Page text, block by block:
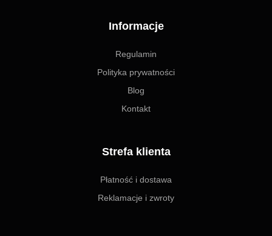
Informacje
Regulamin
Polityka prywatności
Blog
Kontakt
Strefa klienta
Płatność i dostawa
Reklamacje i zwroty